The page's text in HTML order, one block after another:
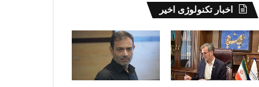
اخبار تکنولوژی اخیر